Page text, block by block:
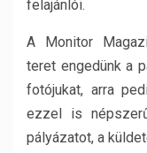
felajánlói.
A Monitor
teret engedünk a
fotójukat, arra
ezzel is
pályázatot, a